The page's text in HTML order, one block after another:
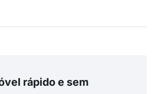
rápido e sem